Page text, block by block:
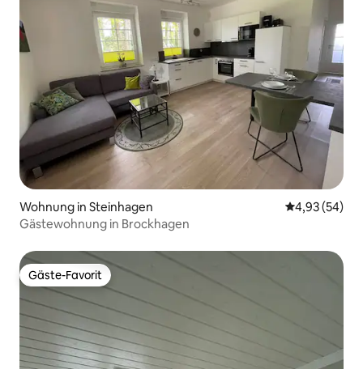
Wohnung in Steinhagen
4,93 (54)
Gästewohnung in Brockhagen
Gäste-Favorit
Gäste-Favorit